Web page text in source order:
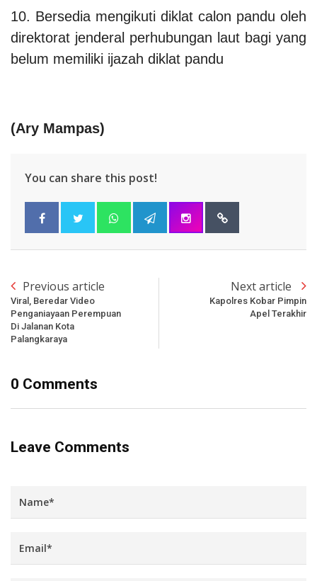
10. Bersedia mengikuti diklat calon pandu oleh
direktorat jenderal perhubungan laut bagi yang
belum memiliki ijazah diklat pandu
(Ary Mampas)
You can share this post!
Previous article
Viral, Beredar Video
Penganiayaan Perempuan
Di Jalanan Kota
Palangkaraya
Next article
Kapolres Kobar Pimpin
Apel Terakhir
0 Comments
Leave Comments